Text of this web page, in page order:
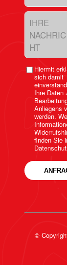
Hiermit
sich damit
Ihre Daten
Anliegens
werden.
finden Sie
©